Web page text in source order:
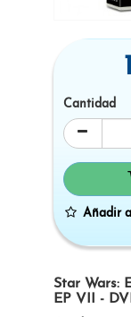
Star Wars:
EP VII -
Cantidad
Añadir